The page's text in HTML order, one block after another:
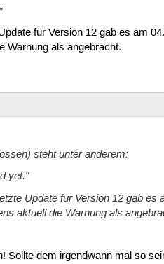
für Version 12 gab es am
Warnung als angebracht.
steht unter anderem:
yet."
Update für Version 12 gab
aktuell die Warnung als
dem irgendwann mal so